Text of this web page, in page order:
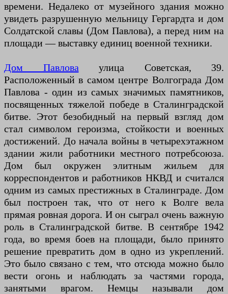
времени. Недалеко от музейного здания можно
увидеть разрушенную мельницу Гергардта и дом
Солдатской славы (Дом Павлова), а перед ним на
площади — выставку единиц военной техники.
Дом Павлова улица Советская, 39.
Расположенный в самом центре Волгограда Дом
Павлова - один из самых значимых памятников,
посвященных тяжелой победе в Сталинградской
битве. Этот безобидный на первый взгляд дом
стал символом героизма, стойкости и военных
достижений. До начала войны в четырехэтажном
здании жили работники местного потребсоюза.
Дом был окружен элитным жильем для
корреспондентов и работников НКВД и считался
одним из самых престижных в Сталинграде. Дом
был построен так, что от него к Волге вела
прямая ровная дорога. И он сыграл очень важную
роль в Сталинградской битве. В сентябре 1942
года, во время боев на площади, было принято
решение превратить дом в одно из укреплений.
Это было связано с тем, что отсюда можно было
вести огонь и наблюдать за частями города,
занятыми врагом. Немцы называли дом